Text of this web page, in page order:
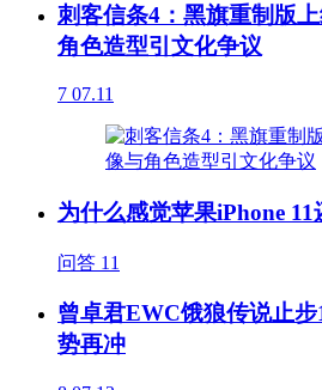
刺客信条4：黑旗重制版
角色造型引文化争议
7 07.11
为什么感觉苹果iPhone 11
问答 11
曾卓君EWC饿狼传说止
势再冲